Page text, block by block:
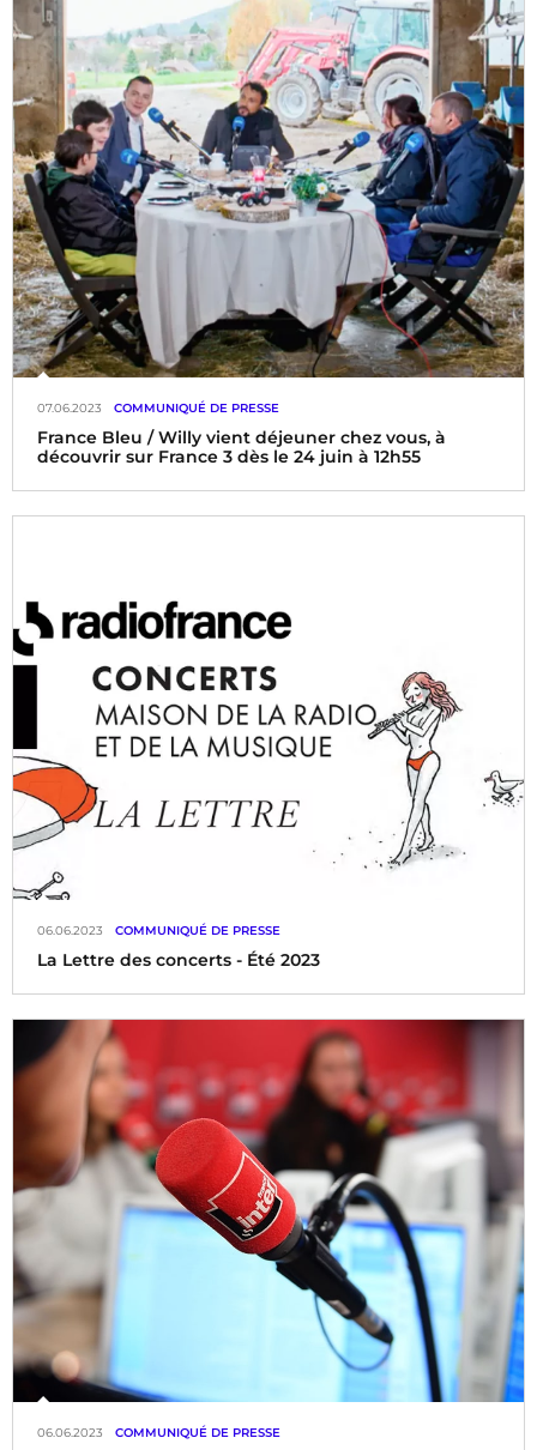
France Bleu / Willy vient déjeuner chez vous, à
découvrir sur France 3 dès le 24 juin à 12h55
07.06.2023 COMMUNIQUÉ DE PRESSE
La Lettre des concerts - Été 2023
06.06.2023 COMMUNIQUÉ DE PRESSE
06.06.2023 COMMUNIQUÉ DE PRESSE